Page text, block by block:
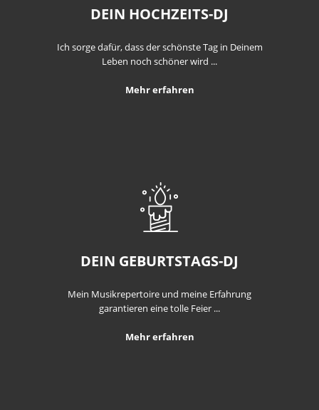
DEIN HOCHZEITS-DJ
Ich sorge dafür, dass der schönste Tag in Deinem
Leben noch schöner wird ...
Mehr erfahren
DEIN GEBURTSTAGS-DJ
Mein Musikrepertoire und meine Erfahrung
garantieren eine tolle Feier ...
Mehr erfahren